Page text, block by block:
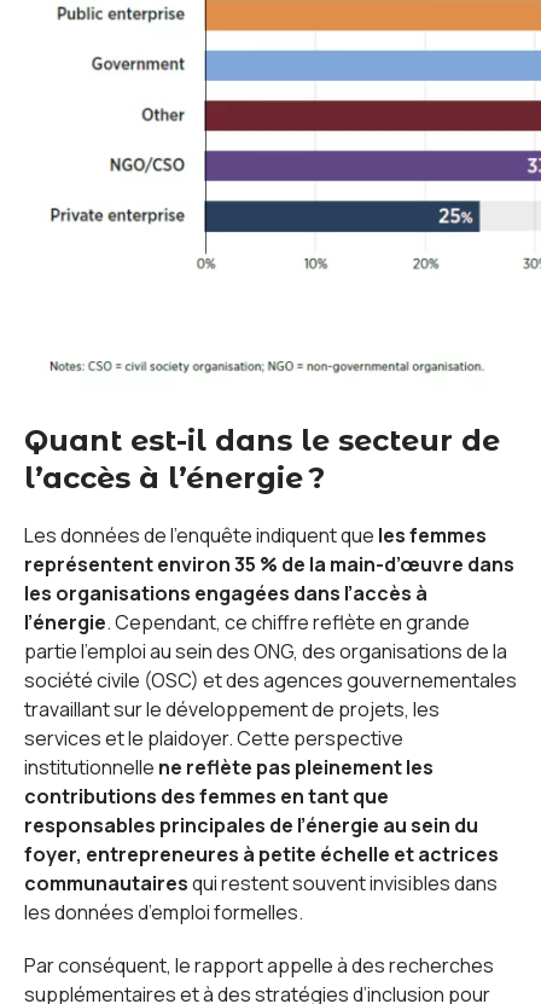
Quant est-il dans le secteur de
l’accès à l’énergie ?
Les données de l’enquête indiquent que les femmes
représentent environ 35 % de la main-d’œuvre dans
les organisations engagées dans l’accès à
l’énergie. Cependant, ce chiffre reflète en grande
partie l’emploi au sein des ONG, des organisations de la
société civile (OSC) et des agences gouvernementales
travaillant sur le développement de projets, les
services et le plaidoyer. Cette perspective
institutionnelle ne reflète pas pleinement les
contributions des femmes en tant que
responsables principales de l’énergie au sein du
foyer, entrepreneures à petite échelle et actrices
communautairesqui restent souvent invisibles dans
les données d’emploi formelles.
Par conséquent, le rapport appelle à des recherches
supplémentaires et à des stratégies d’inclusion pour